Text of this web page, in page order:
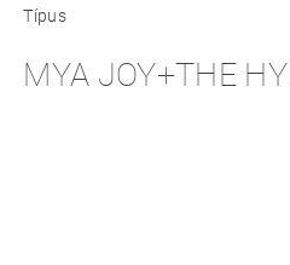
Típus
MYA JOY+THE